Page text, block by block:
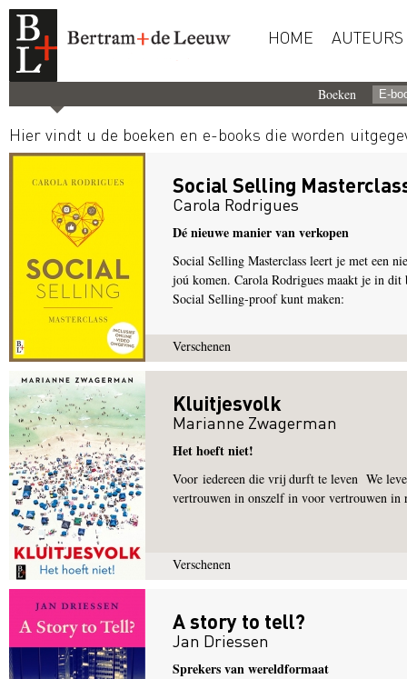
HOME AUTEURS
Boeken
Hier vindt u de boeken en e-books die worden
Social Selling
Carola Rodrigues
Dé nieuwe manier van verkopen
Social Selling Masterclass leert je met een
joú komen. Carola Rodrigues maakt je in dit
Social Selling-proof kunt maken:
Verschenen
Kluitjesvolk
Marianne Zwagerman
Het hoeft niet!
Voor iedereen die vrij durft te leven We
vertrouwen in onszelf in voor vertrouwen in
Verschenen
A story to tell?
Jan Driessen
Sprekers van wereldformaat